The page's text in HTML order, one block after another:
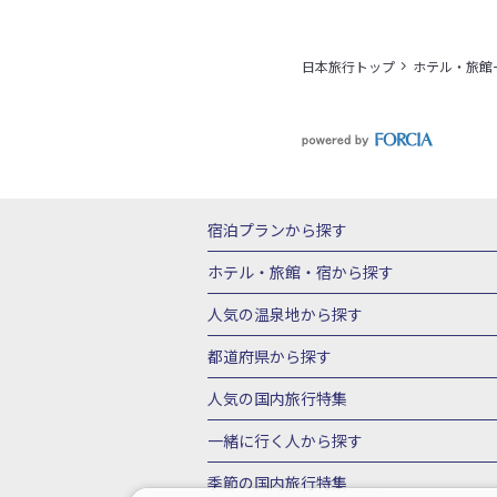
日本旅行トップ ホテル・旅館
宿泊プランから探す
北海道
東北 青森県
栃木県
群馬県 北陸 富山県 石
三重県
近畿 滋賀県 京都府 大
岡山県
広島県
ホテル・旅館・宿から探す
北海道ホテル・旅館
山形県ホテル・旅館
福島県ホテル・旅
千葉県ホテル・旅館
茨城県ホテル・旅
石川県ホテル・旅館
静岡県ホテル・旅館
京都府ホテル・旅館
大阪府ホテル・旅
人気の温泉地から探す
北海道
湯の川温泉(北海道)
川湯温泉(北海道)
層雲峡温泉(北海道)
鳴子温泉(宮城)
秋保温泉(宮城) 飯坂
鬼怒川温泉(栃木)
川治温泉(栃木)
伊豆箱根
箱根湯本温泉(神奈川)
都道府県から探す
北海道旅行・ツアー
山形旅行・ツアー
福島旅行・ツアー
茨城旅行・ツアー
栃木旅行・ツアー
甲信越
山梨旅行・ツアー 新潟旅行
人気の国内旅行特集
東京ディズニーリゾート®への旅
一緒に行く人から探す
一人旅 国内版
家族・子連れ旅行 国内版
季節の国内旅行特集